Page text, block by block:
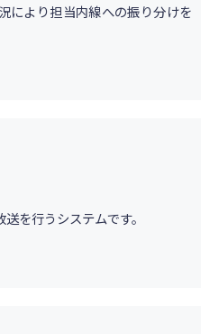
により担当内線への振り分けを
を行うシステムです。